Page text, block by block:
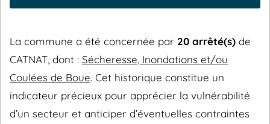
La commune a été concernée par 20 arrêté(s) de
CATNAT, dont : Sécheresse, Inondations et/ou
Coulées de Boue. Cet historique constitue un
indicateur précieux pour apprécier la vulnérabilité
d’un secteur et anticiper d’éventuelles contraintes